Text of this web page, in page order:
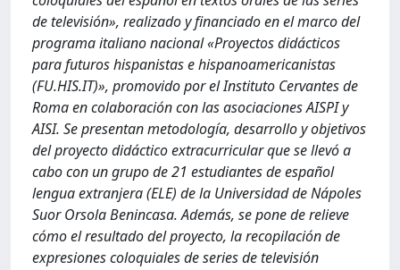
de televisión», realizado y financiado en el marco del
programa italiano nacional «Proyectos didácticos
para futuros hispanistas e hispanoamericanistas
(FU.HIS.IT)», promovido por el Instituto Cervantes de
Roma en colaboración con las asociaciones AISPI y
AISI. Se presentan metodología, desarrollo y objetivos
del proyecto didáctico extracurricular que se llevó a
cabo con un grupo de 21 estudiantes de español
lengua extranjera (ELE) de la Universidad de Nápoles
Suor Orsola Benincasa. Además, se pone de relieve
cómo el resultado del proyecto, la recopilación de
expresiones coloquiales de series de televisión